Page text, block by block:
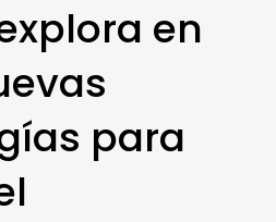
en
para